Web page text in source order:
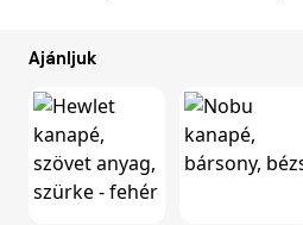
Ajánljuk